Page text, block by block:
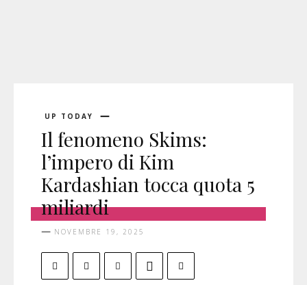
UP TODAY
Il fenomeno Skims:
l’impero di Kim
Kardashian tocca quota 5
miliardi
NOVEMBRE 19, 2025